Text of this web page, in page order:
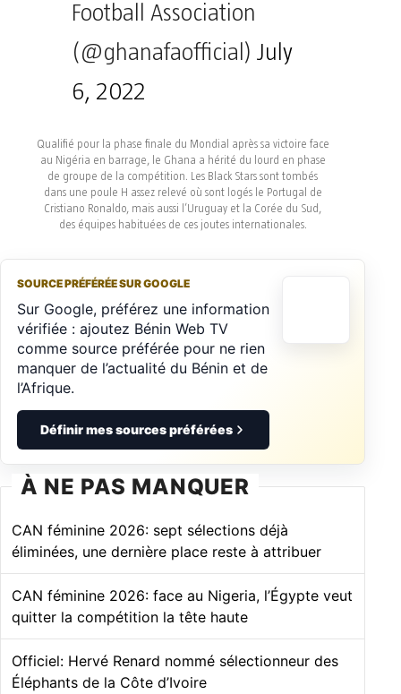
Football Association
(@ghanafaofficial) July
6, 2022
Qualifié pour la phase finale du Mondial après sa victoire face
au Nigéria en barrage, le Ghana a hérité du lourd en phase
de groupe de la compétition. Les Black Stars sont tombés
dans une poule H assez relevé où sont logés le Portugal de
Cristiano Ronaldo, mais aussi l’Uruguay et la Corée du Sud,
des équipes habituées de ces joutes internationales.
SOURCE PRÉFÉRÉE SUR GOOGLE
Sur Google, préférez une information
vérifiée : ajoutez Bénin Web TV
comme source préférée pour ne rien
manquer de l’actualité du Bénin et de
l’Afrique.
Définir mes sources préférées
À NE PAS MANQUER
CAN féminine 2026: sept sélections déjà
éliminées, une dernière place reste à attribuer
CAN féminine 2026: face au Nigeria, l’Égypte veut
quitter la compétition la tête haute
Officiel: Hervé Renard nommé sélectionneur des
Éléphants de la Côte d’Ivoire